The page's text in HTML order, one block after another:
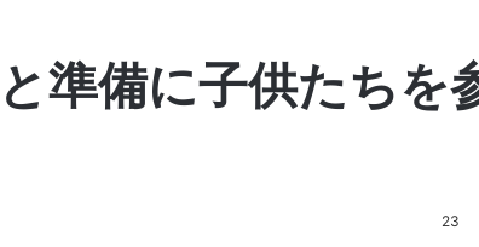
準備に子供たちを
23